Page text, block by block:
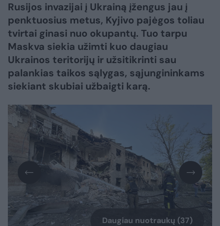
Rusijos invazijai į Ukrainą įžengus jau į
penktuosius metus, Kyjivo pajėgos toliau
tvirtai ginasi nuo okupantų. Tuo tarpu
Maskva siekia užimti kuo daugiau
Ukrainos teritorijų ir užsitikrinti sau
palankias taikos sąlygas, sąjungininkams
siekiant skubiai užbaigti karą.​​​​​​​​​​​​​​​​​​​​​​​​​​​
Daugiau nuotraukų (37)